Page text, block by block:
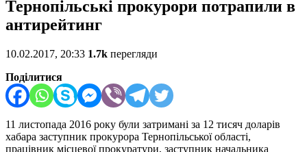
Тернопільські прокурори потрапили в
антирейтинг
10.02.2017, 20:33 1.7k перегляди
Поділитися
11 листопада 2016 року були затримані за 12 тисяч доларів
хабара заступник прокурора Тернопільської області,
працівник місцевої прокуратури, заступник начальника